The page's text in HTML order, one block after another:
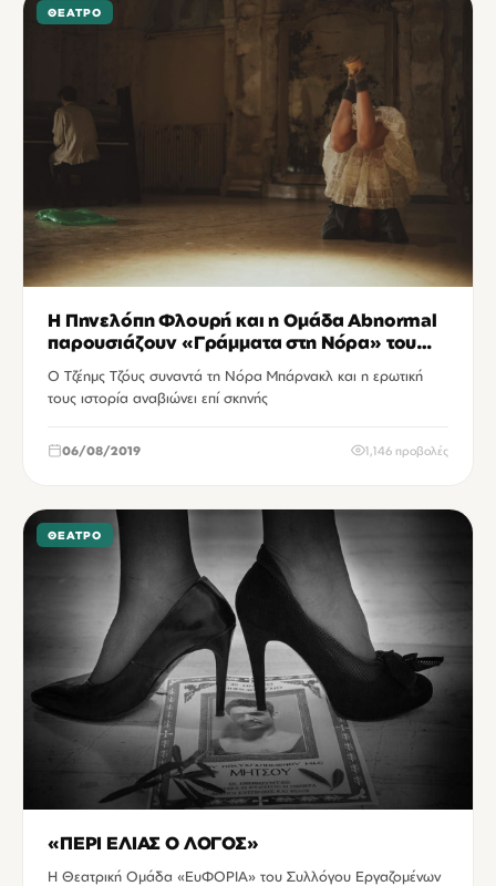
ΘΈΑΤΡΟ
Η Πηνελόπη Φλουρή και η Ομάδα Abnormal
παρουσιάζουν «Γράμματα στη Νόρα» του
James Joyce
Ο Τζέημς Τζόυς συναντά τη Νόρα Μπάρνακλ και η ερωτική
τους ιστορία αναβιώνει επί σκηνής
06/08/2019 1,146 προβολές
ΘΈΑΤΡΟ
«ΠΕΡΙ ΕΛΙΑΣ Ο ΛΟΓΟΣ»
Η Θεατρική Ομάδα «ΕυΦΟΡΙΑ» του Συλλόγου Εργαζομένων